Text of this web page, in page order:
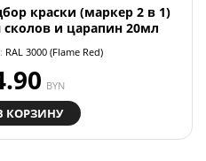
краски (маркер 2 в 1)
сколов и царапин 20мл
RAL 3000 (Flame Red)
BYN
КОРЗИНУ